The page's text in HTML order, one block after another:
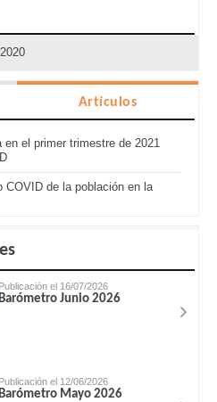
Artículos
el primer trimestre de 2021
COVID de la población en la
Publicación el 16/07/2026
Barómetro Junio 2026
Publicación el 12/06/2026
Barómetro Mayo 2026